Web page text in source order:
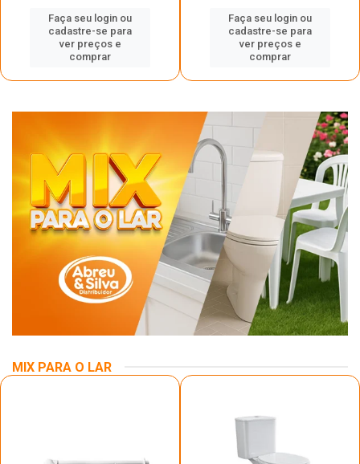
Faça seu login ou
cadastre-se para
ver preços e
comprar
Faça seu login ou
cadastre-se para
ver preços e
comprar
MIX PARA O LAR